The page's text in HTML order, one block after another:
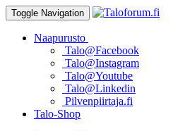
Toggle Navigation
Naapurusto
Talo@Facebook
Talo@Instagram
Talo@Youtube
Talo@Linkedin
Pilvenpiirtaja.fi
Talo-Shop